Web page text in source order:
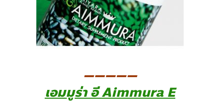
—————
เอมมูร่า อี Aimmura E